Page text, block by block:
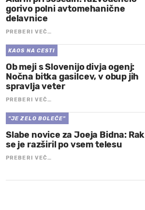
gorivo polni avtomehanične
delavnice
PREBERI VEČ…
KAOS NA CESTI
Ob meji s Slovenijo divja ogenj:
Nočna bitka gasilcev, v obup jih
spravlja veter
PREBERI VEČ…
"JE ZELO BOLEČE"
Slabe novice za Joeja Bidna: Rak
se je razširil po vsem telesu
PREBERI VEČ…